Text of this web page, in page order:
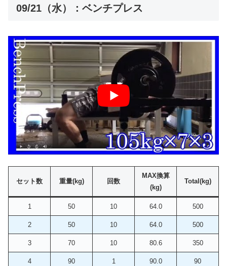
09/21（水）：ベンチプレス
セット数 重量(kg) 回数
MAX換算
(kg)
Total(kg)
1 50 10 64.0 500
2 50 10 64.0 500
3 70 10 80.6 350
4 90 1 90.0 90